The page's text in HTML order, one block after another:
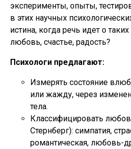
эксперименты, опыты,
в этих научных
истина, когда речь идет о
любовь, счастье, радость?
Психологи предлагают:
Измерять состояние
или жажду, через
тела.
Классифицировать
Стернберг): симпатия,
романтическая, любовь-